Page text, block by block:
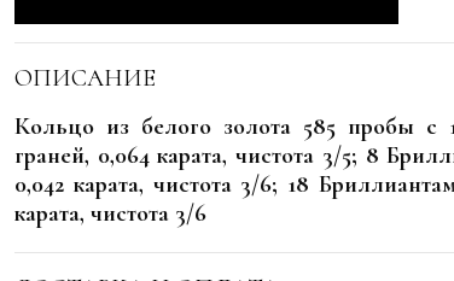
ОПИСАНИЕ
Кольцо из белого золота 585 пробы с
граней, 0,064 карата, чистота 3/5; 8
0,042 карата, чистота 3/6; 18
карата, чистота 3/6